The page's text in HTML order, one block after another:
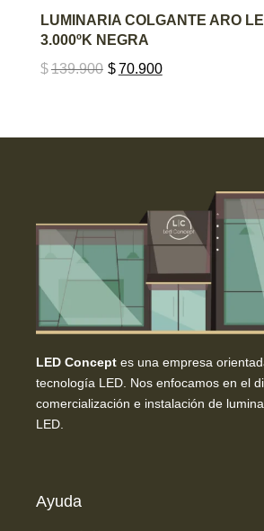
AGREGAR AL
LUMINARIA COLGANTE ARO
3.000ºK NEGRA
$139.900 $70.900
LED Concept es una empresa
tecnología LED. Nos enfocamos en el
comercialización e instalación de
LED.
Ayuda